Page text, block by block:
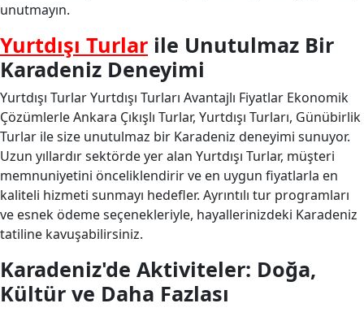
unutmayın.
Yurtdışı Turlar ile Unutulmaz Bir
Karadeniz Deneyimi
Yurtdışı Turlar Yurtdışı Turları Avantajlı Fiyatlar Ekonomik
Çözümlerle Ankara Çıkışlı Turlar, Yurtdışı Turları, Günübirlik
Turlar ile size unutulmaz bir Karadeniz deneyimi sunuyor.
Uzun yıllardır sektörde yer alan Yurtdışı Turlar, müşteri
memnuniyetini önceliklendirir ve en uygun fiyatlarla en
kaliteli hizmeti sunmayı hedefler. Ayrıntılı tur programları
ve esnek ödeme seçenekleriyle, hayallerinizdeki Karadeniz
tatiline kavuşabilirsiniz.
Karadeniz'de Aktiviteler: Doğa,
Kültür ve Daha Fazlası